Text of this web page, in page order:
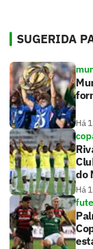
SUGERIDA
Há
do
Há